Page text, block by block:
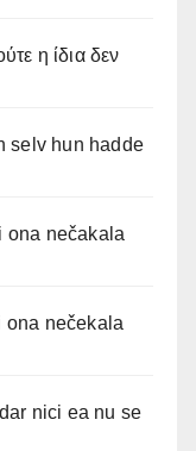
η ίδια δεν
selv hun hadde
ona nečakala
ona nečekala
nici ea nu se